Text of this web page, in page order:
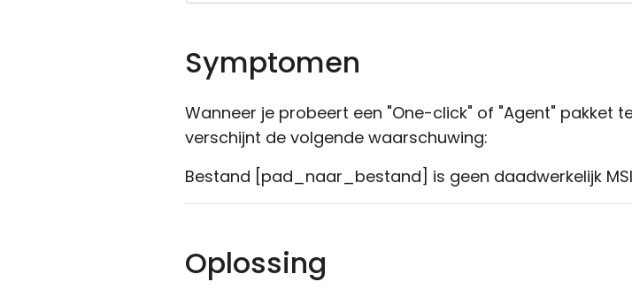
Symptomen
Wanneer je probeert een "One-click" of "Agent" pakket
verschijnt de volgende waarschuwing:
Bestand [pad_naar_bestand] is geen daadwerkelijk
Oplossing